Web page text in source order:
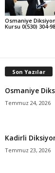
Osmaniye Diksiyon
Kursu 0(530) 304-
Son Yazılar
Osmaniye
Temmuz 24, 2026
Kadirli
Temmuz 23, 2026